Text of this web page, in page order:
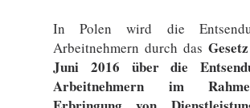
In Polen wird die
Arbeitnehmern durch das
Juni 2016 über die
Arbeitnehmern im